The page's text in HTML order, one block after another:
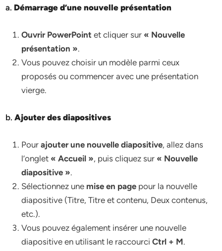
a. Démarrage d’une nouvelle présentation
Ouvrir PowerPoint et cliquer sur « Nouvelle
présentation ».
Vous pouvez choisir un modèle parmi ceux
proposés ou commencer avec une présentation
vierge.
b.Ajouter des diapositives
Pourajouter une nouvelle diapositive, allez dans
l’onglet « Accueil », puis cliquez sur « Nouvelle
diapositive ».
Sélectionnez une mise en page pour la nouvelle
diapositive (Titre, Titre et contenu, Deux contenus,
etc.).
Vous pouvez également insérer une nouvelle
diapositive en utilisant le raccourciCtrl + M.